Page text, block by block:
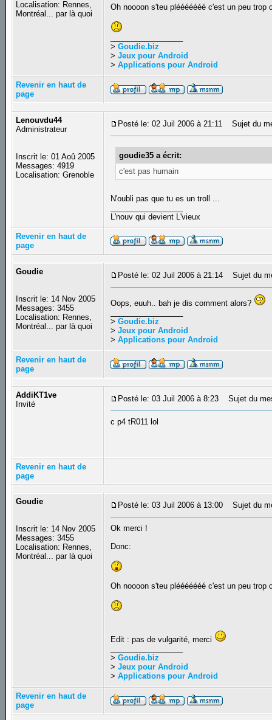
Localisation: Rennes,
Montréal... par là quoi
Oh noooon s'teu plééééééé c'est un peu
>Goudie.biz
>Jeux pour Android
>Applications pour Android
Revenir en haut de
page
Lenouvdu44
Administrateur
Inscrit le: 01 Aoû 2005
Messages: 4919
Localisation: Grenoble
Posté le: 02 Juil 2006 à 21:11 Sujet du
goudie35 a écrit:
c'est pas humain
N'oubli pas que tu es un troll ...
L'nouv qui devient L'vieux
Revenir en haut de
page
Goudie
Inscrit le: 14 Nov 2005
Messages: 3455
Localisation: Rennes,
Montréal... par là quoi
Posté le: 02 Juil 2006 à 21:14 Sujet du
Oops, euuh.. bah je dis comment alors?
>Goudie.biz
>Jeux pour Android
>Applications pour Android
Revenir en haut de
page
AddiKT1ve
Invité
Posté le: 03 Juil 2006 à 8:23 Sujet du
c p4 tR011 lol
Revenir en haut de
page
Goudie
Inscrit le: 14 Nov 2005
Messages: 3455
Localisation: Rennes,
Montréal... par là quoi
Posté le: 03 Juil 2006 à 13:00 Sujet du
Ok merci !
Donc:
Oh noooon s'teu plééééééé c'est un peu
Edit : pas de vulgarité, merci
>Goudie.biz
>Jeux pour Android
>Applications pour Android
Revenir en haut de
page